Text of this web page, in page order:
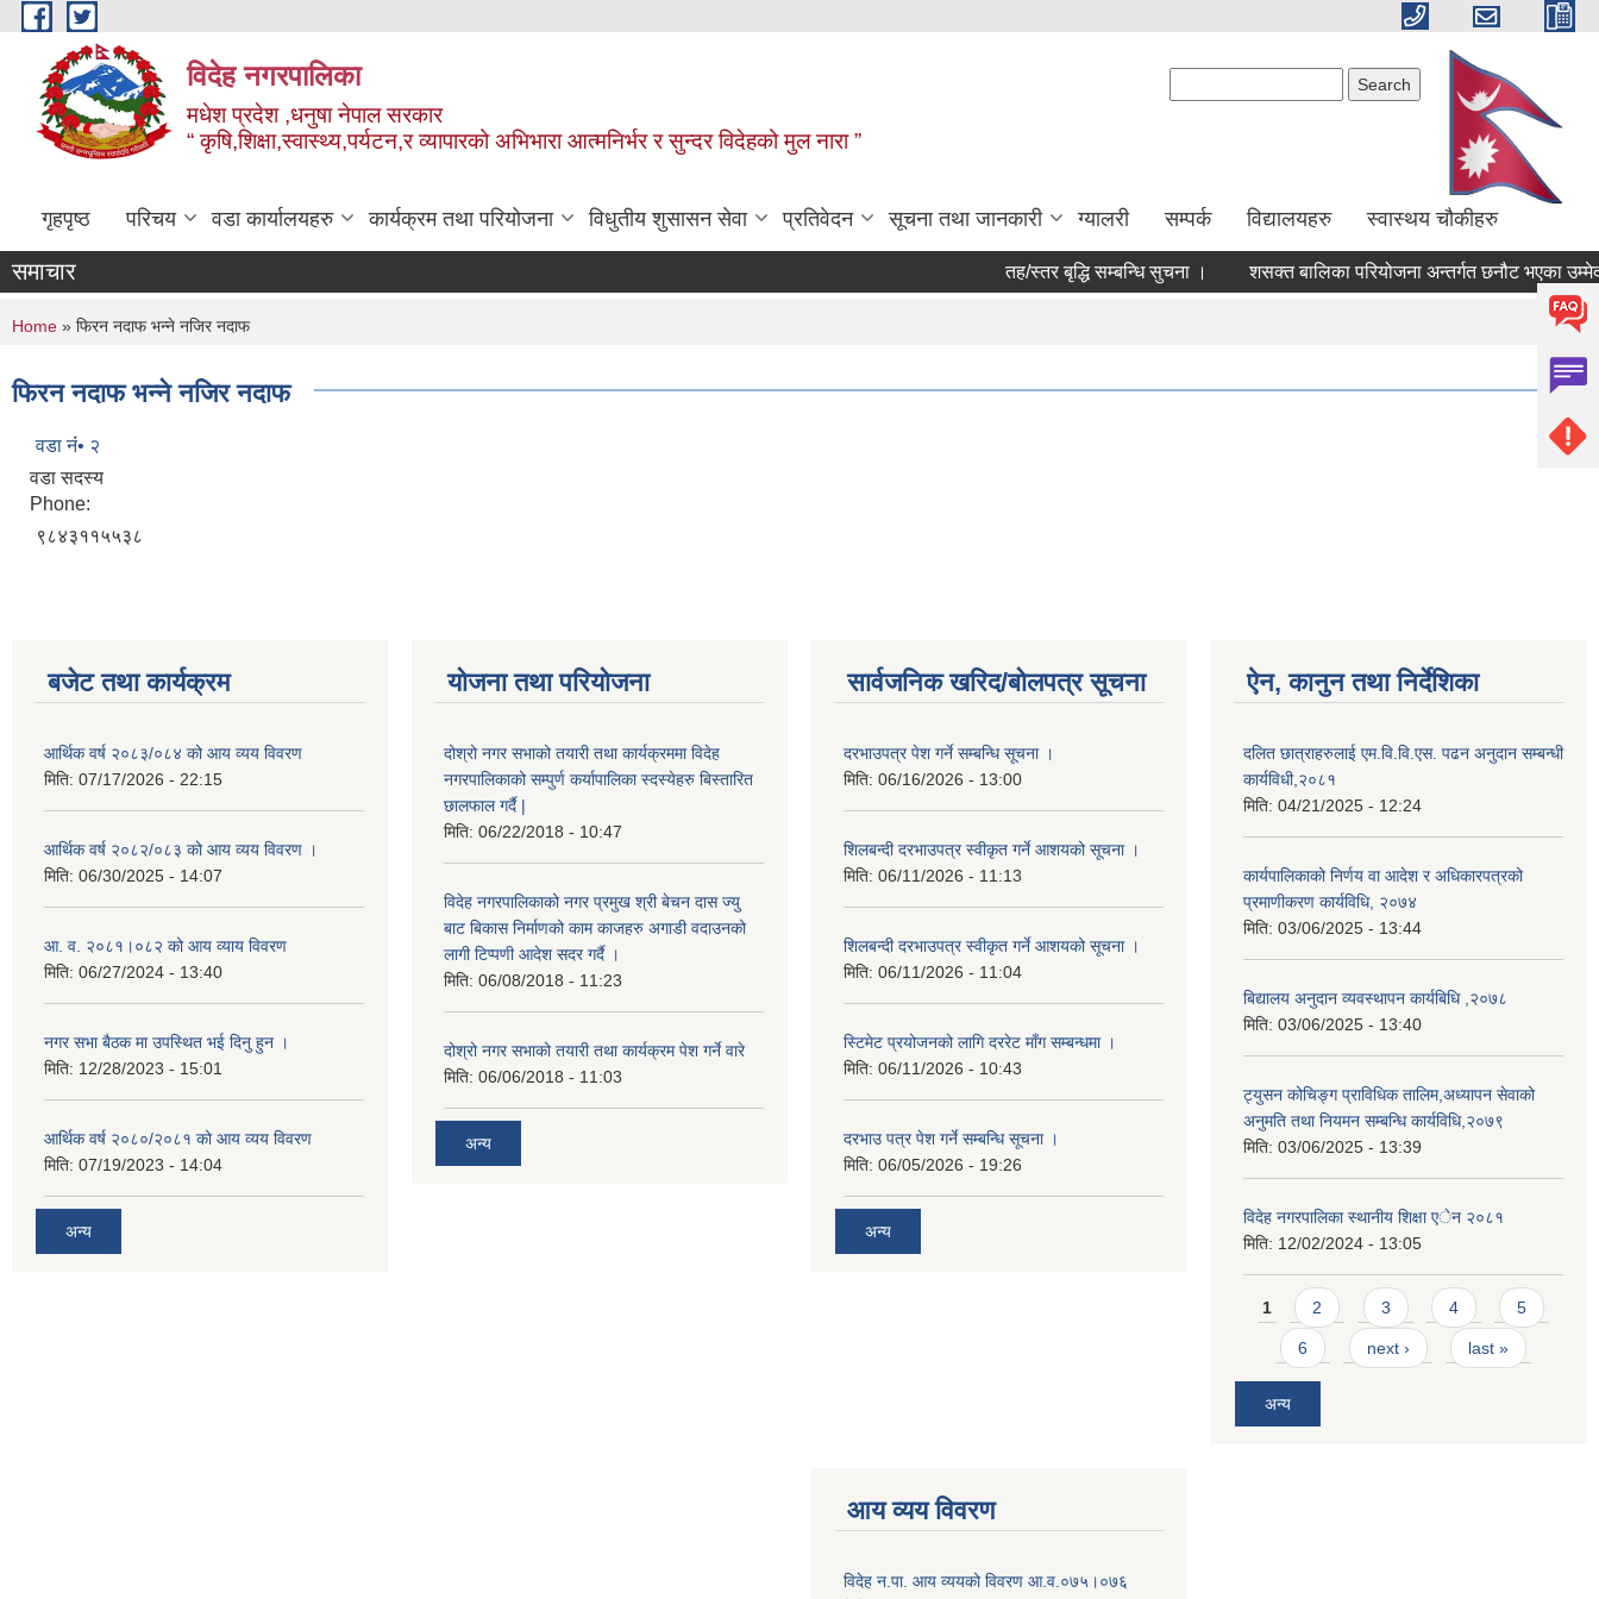
Skip to main content
विदेह नगरपालिका
मधेश प्रदेश ,धनुषा नेपाल सरकार
“ कृषि,शिक्षा,स्वास्थ्य,पर्यटन,र व्यापारको अभिभारा आत्मनिर्भर र सुन्दर विदेहको मुल नारा ”
गृहपृष्ठ परिचय वडा कार्यालयहरु कार्यक्रम तथा परियोजना विधुतीय शुसासन सेवा प्रतिवेदन सूचना तथा जानकारी ग्यालरी सम्पर्क विद्यालयहरु स्वास्थय चौकीहरु
समाचार तह/स्तर बृद्धि सम्बन्धि सुचना । शसक्त बालिका परियोजना अन्तर्गत छनौट भएका
You are here
Home » फिरन नदाफ भन्ने नजिर नदाफ
फिरन नदाफ भन्ने नजिर नदाफ
वडा नंं• २
वडा सदस्य
Phone:
९८४३११५५३८
बजेट तथा कार्यक्रम
आर्थिक वर्ष २०८३/०८४ को आय व्यय विवरण
मिति: 07/17/2026 - 22:15
आर्थिक वर्ष २०८२/०८३ को आय व्यय विवरण ।
मिति: 06/30/2025 - 14:07
आ. व. २०८१।०८२ को आय व्याय विवरण
मिति: 06/27/2024 - 13:40
नगर सभा बैठक मा उपस्थित भई दिनु हुन ।
मिति: 12/28/2023 - 15:01
आर्थिक वर्ष २०८०/२०८१ को आय व्यय विवरण
मिति: 07/19/2023 - 14:04
अन्य
योजना तथा परियोजना
दोश्रो नगर सभाको तयारी तथा कार्यक्रममा विदेह
नगरपालिकाको सम्पुर्ण कर्यापालिका स्दस्येहरु बिस्तारित
छालफाल गर्दै |
मिति: 06/22/2018 - 10:47
विदेह नगरपालिकाको नगर प्रमुख श्री बेचन दास ज्यु
बाट बिकास निर्माणको काम काजहरु अगाडी वदाउनको
लागी टिप्पणी आदेश सदर गर्दै ।
मिति: 06/08/2018 - 11:23
दोश्रो नगर सभाको तयारी तथा कार्यक्रम पेश गर्ने वारे
मिति: 06/06/2018 - 11:03
अन्य
सार्वजनिक खरिद/बोलपत्र सूचना
दरभाउपत्र पेश गर्ने सम्बन्धि सूचना ।
मिति: 06/16/2026 - 13:00
शिलबन्दी दरभाउपत्र स्वीकृत गर्ने आशयको सूचना ।
मिति: 06/11/2026 - 11:13
शिलबन्दी दरभाउपत्र स्वीकृत गर्ने आशयको सूचना ।
मिति: 06/11/2026 - 11:04
स्टिमेट प्रयोजनको लागि दररेट माँग सम्बन्धमा ।
मिति: 06/11/2026 - 10:43
दरभाउ पत्र पेश गर्ने सम्बन्धि सूचना ।
मिति: 06/05/2026 - 19:26
अन्य
ऐन, कानुन तथा निर्देशिका
दलित छात्राहरुलाई एम.वि.वि.एस. पढन अनुदान सम्बन्धी
कार्यविधी,२०८१
मिति: 04/21/2025 - 12:24
कार्यपालिकाको निर्णय वा आदेश र अधिकारपत्रको
प्रमाणीकरण कार्यविधि, २०७४
मिति: 03/06/2025 - 13:44
बिद्यालय अनुदान व्यवस्थापन कार्यबिधि ,२०७८
मिति: 03/06/2025 - 13:40
ट्युसन कोचिङ्ग प्राविधिक तालिम,अध्यापन सेवाको
अनुमति तथा नियमन सम्बन्धि कार्यविधि,२०७९
मिति: 03/06/2025 - 13:39
विदेह नगरपालिका स्थानीय शिक्षा एेन २०८१
मिति: 12/02/2024 - 13:05
Pages
1 2 3 4 5
6 next › last »
अन्य
आय व्यय विवरण
विदेह न.पा. आय व्ययको विवरण आ.व.०७५।०७६